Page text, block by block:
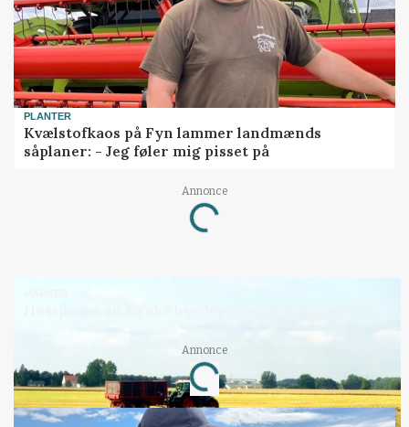
PLANTER
Kvælstofkaos på Fyn lammer landmænds
såplaner: - Jeg føler mig pisset på
Annonce
Loading...
Annonce
Loading...